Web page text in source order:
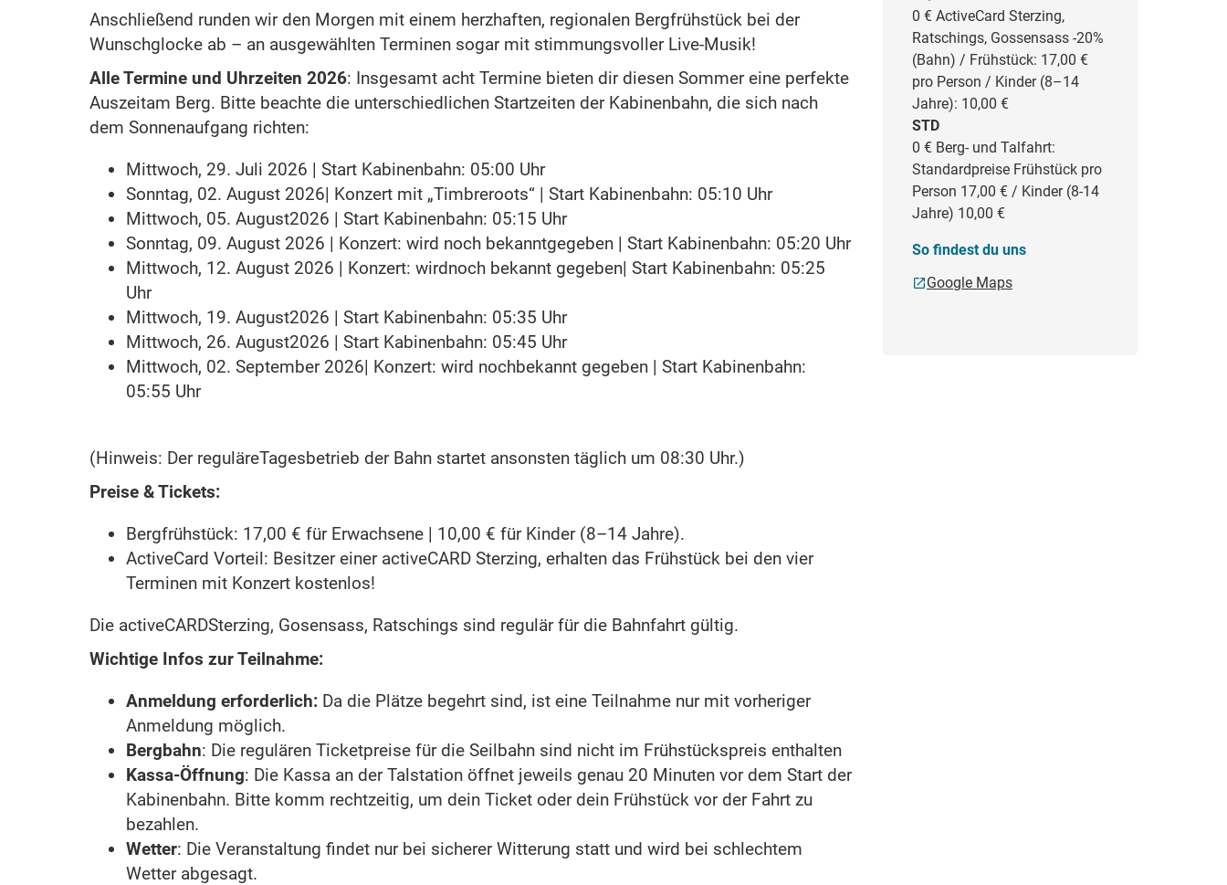
Anschließend runden wir den Morgen mit einem herzhaften, regionalen Bergfrühstück bei der
Wunschglocke ab – an ausgewählten Terminen sogar mit stimmungsvoller Live-Musik!
Alle Termine und Uhrzeiten 2026: Insgesamt acht Termine bieten dir diesen Sommer eine perfekte
Auszeitam Berg. Bitte beachte die unterschiedlichen Startzeiten der Kabinenbahn, die sich nach
dem Sonnenaufgang richten:
Mittwoch, 29. Juli 2026 | Start Kabinenbahn: 05:00 Uhr
Sonntag, 02. August 2026| Konzert mit „Timbreroots“ | Start Kabinenbahn: 05:10 Uhr
Mittwoch, 05. August2026 | Start Kabinenbahn: 05:15 Uhr
Sonntag, 09. August 2026 | Konzert: wird noch bekanntgegeben | Start Kabinenbahn: 05:20 Uhr
Mittwoch, 12. August 2026 | Konzert: wirdnoch bekannt gegeben| Start Kabinenbahn: 05:25
Uhr
Mittwoch, 19. August2026 | Start Kabinenbahn: 05:35 Uhr
Mittwoch, 26. August2026 | Start Kabinenbahn: 05:45 Uhr
Mittwoch, 02. September 2026| Konzert: wird nochbekannt gegeben | Start Kabinenbahn:
05:55 Uhr
(Hinweis: Der reguläreTagesbetrieb der Bahn startet ansonsten täglich um 08:30 Uhr.)
Preise & Tickets:
Bergfrühstück: 17,00 € für Erwachsene | 10,00 € für Kinder (8–14 Jahre).
ActiveCard Vorteil: Besitzer einer activeCARD Sterzing, erhalten das Frühstück bei den vier
Terminen mit Konzert kostenlos!
Die activeCARDSterzing, Gosensass, Ratschings sind regulär für die Bahnfahrt gültig.
Wichtige Infos zur Teilnahme:
Anmeldung erforderlich: Da die Plätze begehrt sind, ist eine Teilnahme nur mit vorheriger
Anmeldung möglich.
Bergbahn: Die regulären Ticketpreise für die Seilbahn sind nicht im Frühstückspreis enthalten
Kassa-Öffnung: Die Kassa an der Talstation öffnet jeweils genau 20 Minuten vor dem Start der
Kabinenbahn. Bitte komm rechtzeitig, um dein Ticket oder dein Frühstück vor der Fahrt zu
bezahlen.
Wetter: Die Veranstaltung findet nur bei sicherer Witterung statt und wird bei schlechtem
Wetter abgesagt.
0 € ActiveCard Sterzing,
Ratschings, Gossensass -20%
(Bahn) / Frühstück: 17,00 €
pro Person / Kinder (8–14
Jahre): 10,00 €
STD
0 € Berg- und Talfahrt:
Standardpreise Frühstück pro
Person 17,00 € / Kinder (8-14
Jahre) 10,00 €
So findest du uns
Google Maps